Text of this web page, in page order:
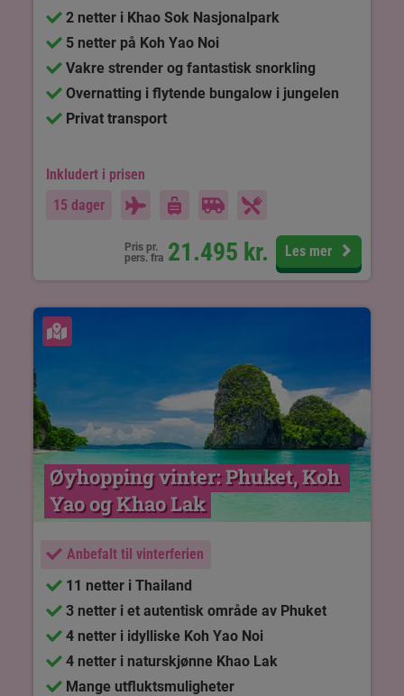
2 netter i Khao Sok Nasjonalpark
5 netter på Koh Yao Noi
Vakre strender og fantastisk snorkling
Overnatting i flytende bungalow i jungelen
Privat transport
Inkludert i prisen
15 dager
Pris pr.
pers. fra 21.495 kr. Les mer
Øyhopping vinter: Phuket, Koh
Yao og Khao Lak
Anbefalt til vinterferien
11 netter i Thailand
3 netter i et autentisk område av Phuket
4 netter i idylliske Koh Yao Noi
4 netter i naturskjønne Khao Lak
Mange utfluktsmuligheter